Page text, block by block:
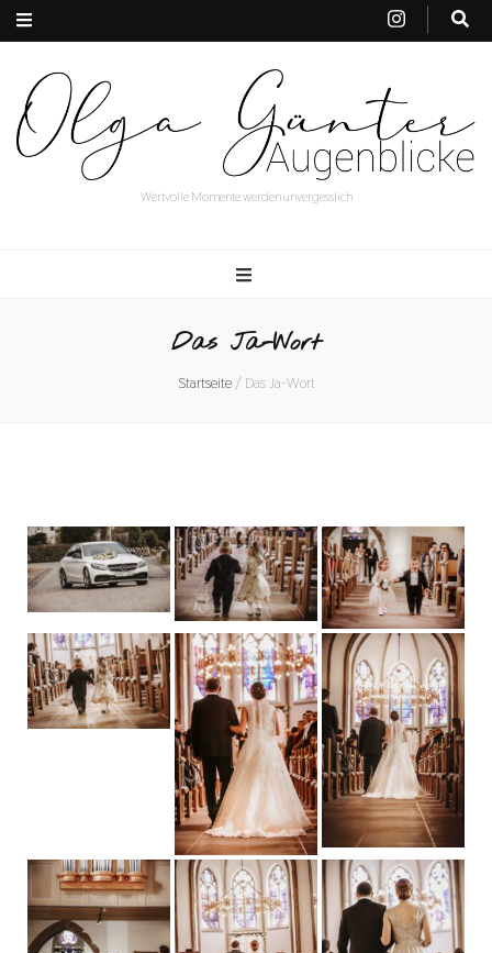
Wertvolle Momente werden unvergesslich
Das Ja-Wort
Startseite / Das Ja-Wort